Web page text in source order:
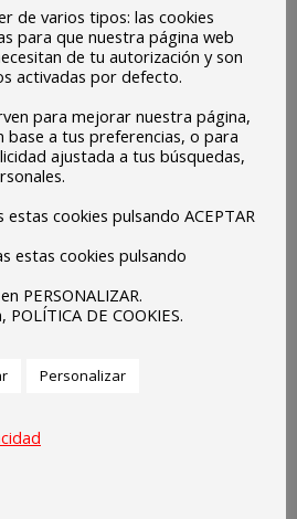
de varios tipos: las cookies
para que nuestra página web
de tu autorización y son
activadas por defecto.
para mejorar nuestra página,
base a tus preferencias, o para
ajustada a tus búsquedas,
cookies pulsando ACEPTAR
estas cookies pulsando
PERSONALIZAR.
DE COOKIES.
Personalizar